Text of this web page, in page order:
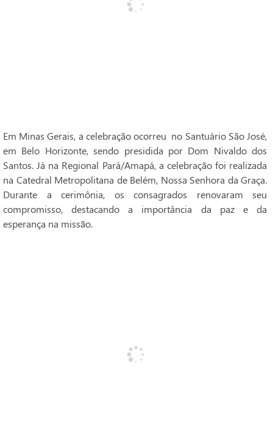
Em Minas Gerais, a celebração ocorreu no Santuário São José,
em Belo Horizonte, sendo presidida por Dom Nivaldo dos
Santos. Já na Regional Pará/Amapá, a celebração foi realizada
na Catedral Metropolitana de Belém, Nossa Senhora da Graça.
Durante a cerimônia, os consagrados renovaram seu
compromisso, destacando a importância da paz e da
esperança na missão.